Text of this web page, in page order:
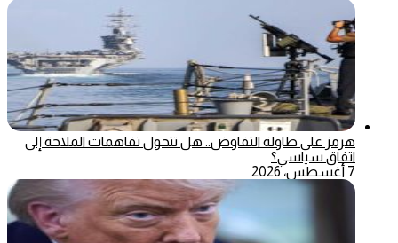
هرمز على طاولة التفاوض.. هل تتحول تفاهمات الملاحة إلى
اتفاق سياسي؟
7 أغسطس، 2026